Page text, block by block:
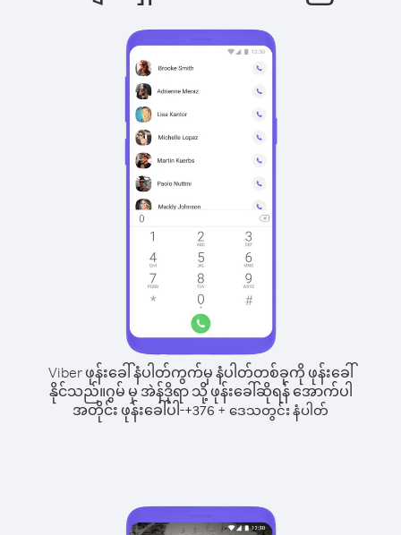
Viber ဖုန်းခေါ်နံပါတ်ကွက်မှ နံပါတ်တစ်ခုကို ဖုန်းခေါ်
နိုင်သည်။ဂွမ် မှ အဲန်ဒိုရာ သို့ ဖုန်းခေါ်ဆိုရန် အောက်ပါ
အတိုင်း ဖုန်းခေါ်ပါ-+376+ ဒေသတွင်း နံပါတ်